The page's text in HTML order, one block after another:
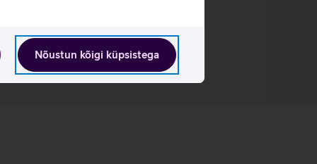
Nõustun kõigi küpsistega